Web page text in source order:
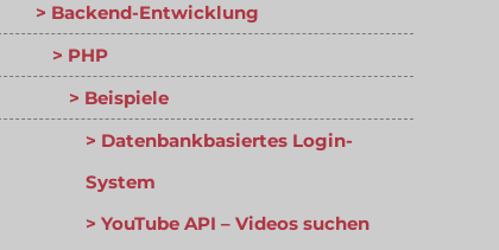
Backend-Entwicklung
PHP
Beispiele
Datenbankbasiertes Login-
System
YouTube API – Videos suchen